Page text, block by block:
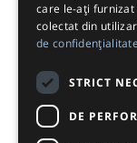
Plattling
Podu
Poieni CJ
care le-ați furnizat
colectat din
de confidențialitate
STRICT
DE